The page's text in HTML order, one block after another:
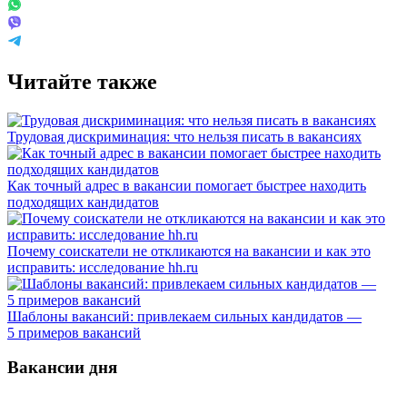
Читайте также
Трудовая дискриминация: что нельзя писать в вакансиях
Как точный адрес в вакансии помогает быстрее находить
подходящих кандидатов
Почему соискатели не откликаются на вакансии и как это
исправить: исследование hh.ru
Шаблоны вакансий: привлекаем сильных кандидатов —
5 примеров вакансий
Вакансии дня